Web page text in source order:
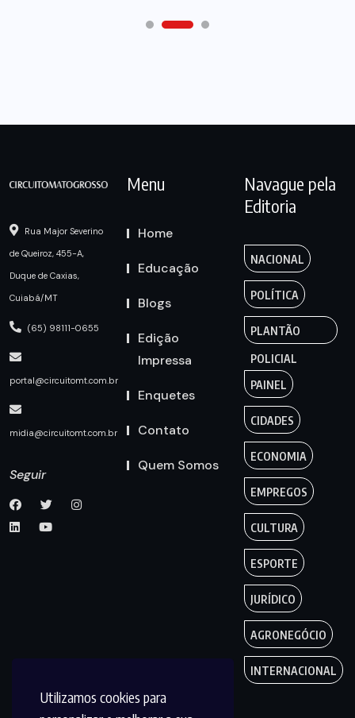
Utilizamos cookies para
Rua Major Severino
de Queiroz, 455-A,
Duque de Caxias,
Cuiabá/MT
(65) 98111-0655
portal@circuitomt.com.br
midia@circuitomt.com.br
Seguir
Menu
Home
Educação
Blogs
Edição
Impressa
Enquetes
Contato
Quem Somos
Navague pela
Editoria
NACIONAL
POLÍTICA
PLANTÃO
POLICIAL
PAINEL
CIDADES
ECONOMIA
EMPREGOS
CULTURA
ESPORTE
JURÍDICO
AGRONEGÓCIO
INTERNACIONAL